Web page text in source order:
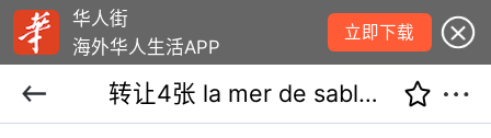
华人街
海外华人生活APP
立即下载
转让4张 la mer de sable 门票 7月12日前有效 （包括12日